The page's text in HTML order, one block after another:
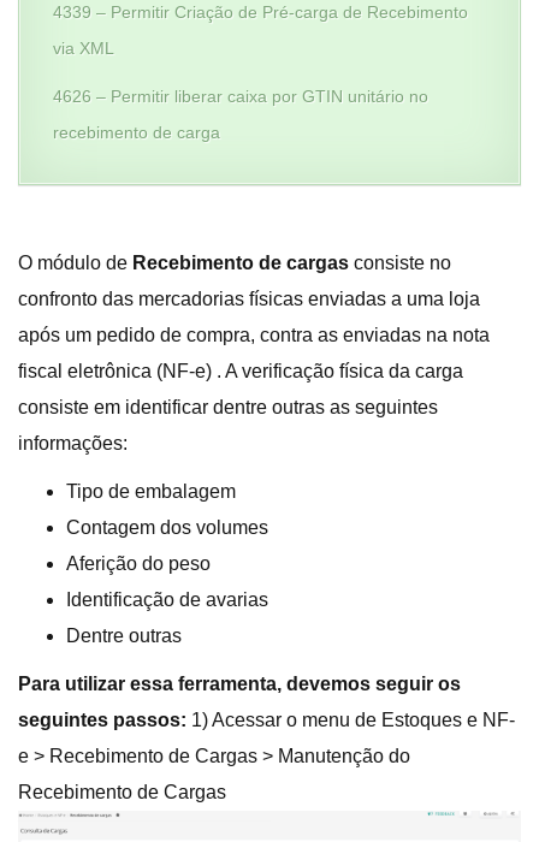
4339 – Permitir Criação de Pré-carga de Recebimento
via XML
4626 – Permitir liberar caixa por GTIN unitário no
recebimento de carga
O módulo de Recebimento de cargas consiste no
confronto das mercadorias físicas enviadas a uma loja
após um pedido de compra, contra as enviadas na nota
fiscal eletrônica (NF-e) . A verificação física da carga
consiste em identificar dentre outras as seguintes
informações:
Tipo de embalagem
Contagem dos volumes
Aferição do peso
Identificação de avarias
Dentre outras
Para utilizar essa ferramenta, devemos seguir os
seguintes passos: 1) Acessar o menu de Estoques e NF-
e > Recebimento de Cargas > Manutenção do
Recebimento de Cargas